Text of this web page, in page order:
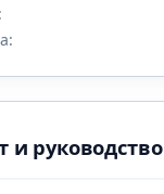
и руководство